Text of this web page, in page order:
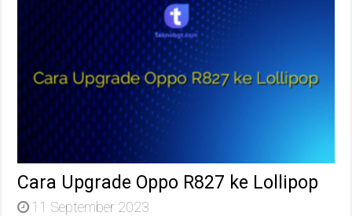
Cara Upgrade Oppo R827 ke Lollipop
11 September 2023